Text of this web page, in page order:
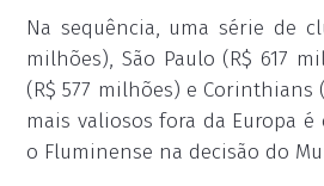
Na sequência, uma série de
milhões), São Paulo (R$ 617
(R$ 577 milhões) e
mais valiosos fora da Europa
o Fluminense na decisão do